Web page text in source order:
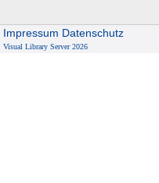
Impressum Datenschutz
Visual Library Server 2026